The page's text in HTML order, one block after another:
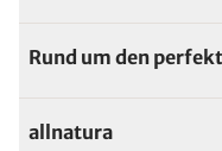
Rund um den
allnatura